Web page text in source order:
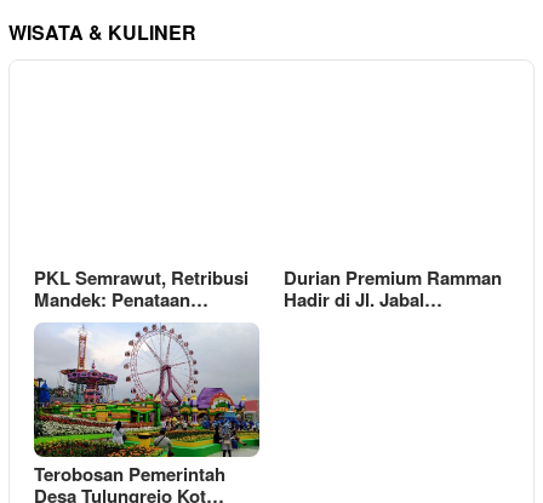
WISATA & KULINER
PKL Semrawut, Retribusi
Mandek: Penataan…
Durian Premium Ramman
Hadir di Jl. Jabal…
Terobosan Pemerintah
Desa Tulungrejo Kot…